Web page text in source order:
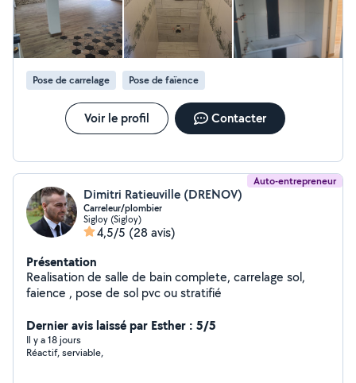
Pose de carrelage Pose de faïence
Voir le profil Contacter
Auto-entrepreneur
Dimitri Ratieuville (DRENOV)
Carreleur/plombier
Sigloy (Sigloy)
4,5/5 (28 avis)
Présentation
Realisation de salle de bain complete, carrelage sol,
faience , pose de sol pvc ou stratifié
Dernier avis laissé par Esther : 5/5
Il y a 18 jours
Réactif, serviable,